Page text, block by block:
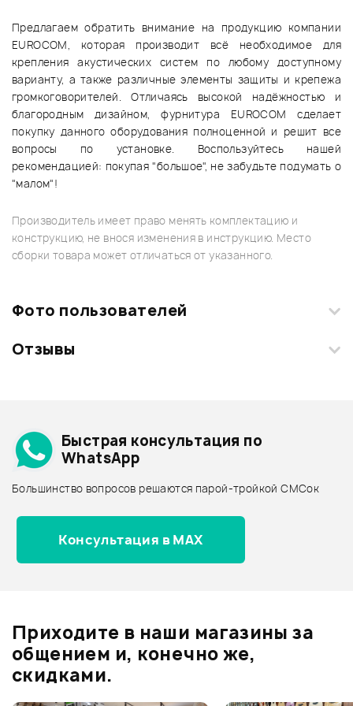
Предлагаем обратить внимание на продукцию компании
EUROCOM, которая производит всё необходимое для
крепления акустических систем по любому доступному
варианту, а также различные элементы защиты и крепежа
громкоговорителей. Отличаясь высокой надёжностью и
благородным дизайном, фурнитура EUROCOM сделает
покупку данного оборудования полноценной и решит все
вопросы по установке. Воспользуйтесь нашей
рекомендацией: покупая "большое", не забудьте подумать о
"малом"!
Производитель имеет право менять комплектацию и
конструкцию, не внося изменения в инструкцию. Место
сборки товара может отличаться от указанного.
Фото пользователей
Загрузите свои фотографии купленного товара и получите
Отзывы
0.0
Архив товаров - дешевле
Архив товаров - дороже
Все товары EUROCOM
Архив товаров - новинки
Быстрая консультация по
WhatsApp
Большинство вопросов решаются парой-тройкой СМСок
Консультация в MAX
Приходите в наши магазины за
общением и, конечно же,
скидками.